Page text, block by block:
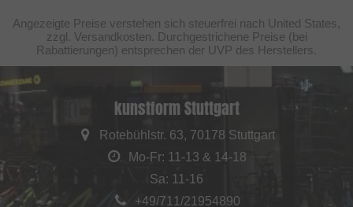
Angezeigte Preise verstehen sich steuerfrei nach United States,
zzgl. Versandkosten. Durchgestrichene Preise (bei
Rabattierungen) entsprechen der UVP des Herstellers.
kunstform Stuttgart
Rotebühlstr. 63, 70178 Stuttgart
Mo-Fr: 11-13 & 14-18
Sa: 11-16
+49/711/21954890